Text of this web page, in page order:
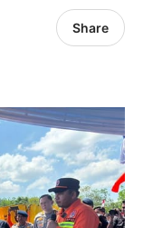
Share